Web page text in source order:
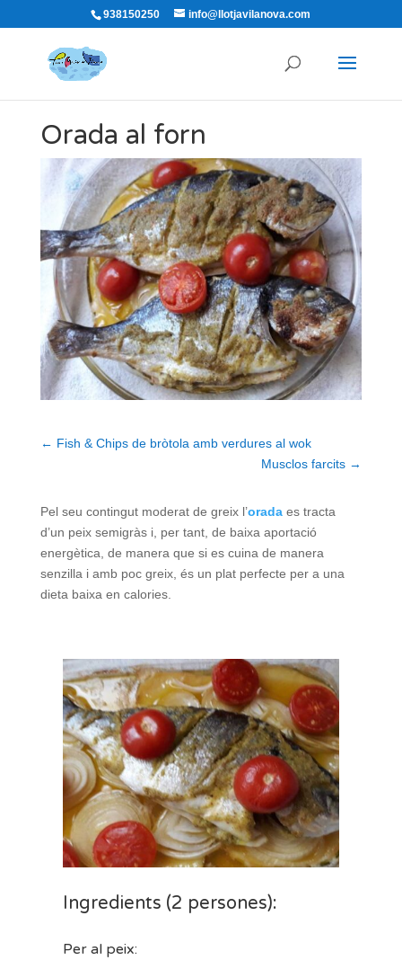
938150250 info@llotjavilanova.com
Orada al forn
← Fish & Chips de bròtola amb verdures al wok
Musclos farcits →
Pel seu contingut moderat de greix l’oradaes tracta
d’un peix semigràs i, per tant, de baixa aportació
energètica, de manera que si es cuina de manera
senzilla i amb poc greix, és un plat perfecte per a una
dieta baixa en calories.
Ingredients (2 persones):
Per al peix: